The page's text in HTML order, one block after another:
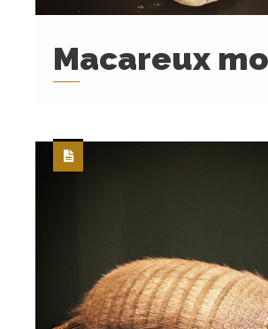
Macareux